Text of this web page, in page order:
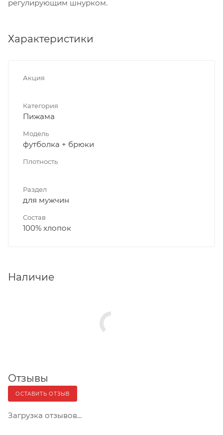
регулирующим шнурком.
Характеристики
Акция
Категория
Пижама
Модель
футболка + брюки
Плотность
Раздел
для мужчин
Состав
100% хлопок
Наличие
Отзывы
ОСТАВИТЬ ОТЗЫВ
Загрузка отзывов...